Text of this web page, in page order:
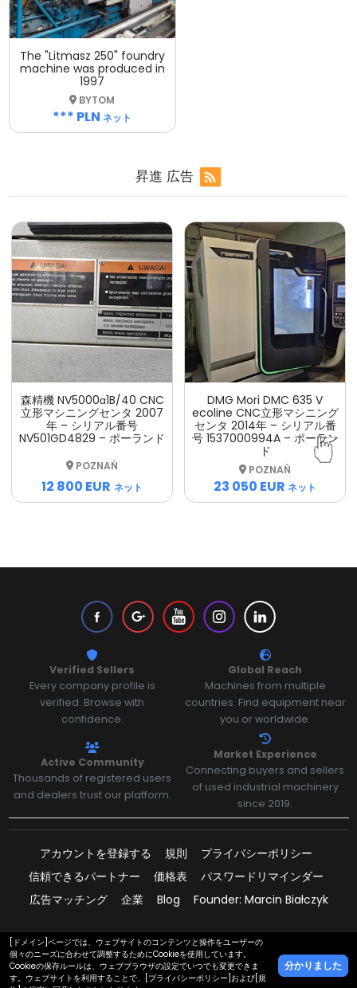
文章 電話 WhatsApp
The "Litmasz 250" foundry
machine was produced in
1997
BYTOM
*** PLN ネット
昇進 広告
森精機 NV5000α1B/40 CNC
立形マシニングセンタ 2007
年 – シリアル番号
NV501GD4829 – ポーランド
POZNAŃ
12 800 EUR ネット
DMG Mori DMC 635 V
ecoline CNC立形マシニング
センタ 2014年 – シリアル番
号 1537000994A – ポーラン
ド
POZNAŃ
23 050 EUR ネット
Verified Sellers
Every company profile is
verified. Browse with
confidence.
Global Reach
Machines from multiple
countries. Find equipment near
you or worldwide.
Active Community
Thousands of registered users
and dealers trust our platform.
Market Experience
Connecting buyers and sellers
of used industrial machinery
since 2019.
アカウントを登録する 規則
プライバシーポリシー
信頼できるパートナー
価格表
パスワードリマインダー
広告マッチング
企業 Blog Founder: Marcin Białczyk
サポートされている支払い:
[ドメイン]ページでは、ウェブサイトのコンテンツと操作をユーザーの
個々のニーズに合わせて調整するためにCookieを使用しています。
Cookieの保存ルールは、ウェブブラウザの設定でいつでも変更できま
す。ウェブサイトを利用することで、[プライバシーポリシー]および[規
分かりました